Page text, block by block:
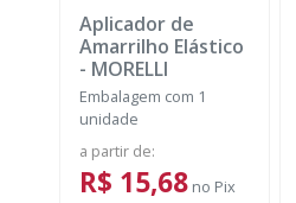
Aplicador de
Amarrilho Elástico
- MORELLI
Embalagem com 1
unidade
a partir de:
R$ 15,68 no Pix